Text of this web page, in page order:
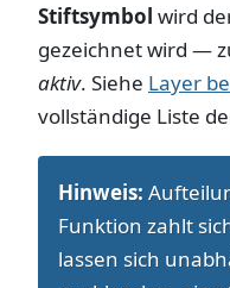
Stiftsymbol wird
gezeichnet wird —
aktiv. Siehe Layer
vollständige Liste
Hinweis:
Funktion zahlt
lassen sich